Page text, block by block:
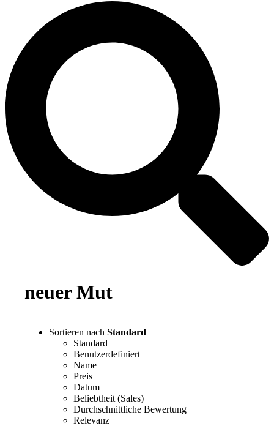
neuer Mut
Sortieren nachStandard
Standard
Benutzerdefiniert
Name
Preis
Datum
Beliebtheit (Sales)
Durchschnittliche Bewertung
Relevanz